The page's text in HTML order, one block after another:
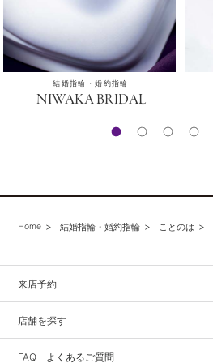
結婚指輪・婚約指輪
NIWAKA BRIDAL
Home 結婚指輪・婚約指輪 ことのは
来店予約
店舗を探す
FAQ よくあるご質問